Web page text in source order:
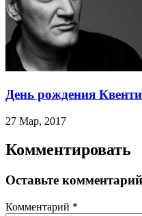
День рождения
27 Мар, 2017
Комментировать
Оставьте
Комментарий *